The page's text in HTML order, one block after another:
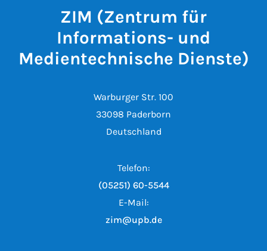
ZIM (Zentrum für
Informations- und
Medientechnische Dienste)
Warburger Str. 100
33098 Paderborn
Deutschland
Telefon:
(05251) 60-5544
E-Mail:
zim@upb.de